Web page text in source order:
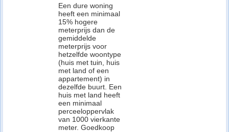
Een dure woning
heeft een minimaal
15% hogere
meterprijs dan de
gemiddelde
meterprijs voor
hetzelfde woontype
(huis met tuin, huis
met land of een
appartement) in
dezelfde buurt. Een
huis met land heeft
een minimaal
perceeloppervlak
van 1000 vierkante
meter. Goedkoop